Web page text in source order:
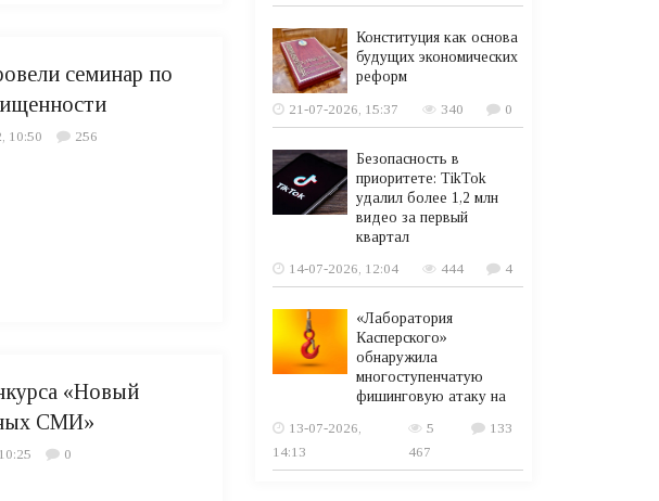
семинар по
10:50 256
«Новый
СМИ»
0
Конституция как основа
будущих экономических
реформ
21-07-2026, 15:37
340 0
Безопасность в
приоритете: TikTok
удалил более 1,2 млн
видео за первый
квартал
14-07-2026, 12:04
444 4
«Лаборатория
Касперского»
обнаружила
многоступенчатую
фишинговую атаку на
13-07-2026,
14:13
5
467
133